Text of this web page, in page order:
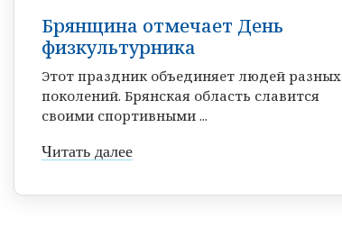
Брянщина отмечает День
физкультурника
Этот праздник объединяет людей разных
поколений. Брянская область славится
своими спортивными ...
Читать далее